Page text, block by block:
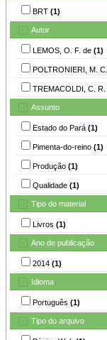
BRT (1)
Autor
LEMOS, O. F. de (1)
POLTRONIERI, M. C.
TREMACOLDI, C. R.
Assunto
Estado do Pará (1)
Pimenta-do-reino (1)
Produção (1)
Qualidade (1)
Tipo do material
Livros (1)
Ano de publicação
2014 (1)
Idioma
Português (1)
Tipo do arquivo